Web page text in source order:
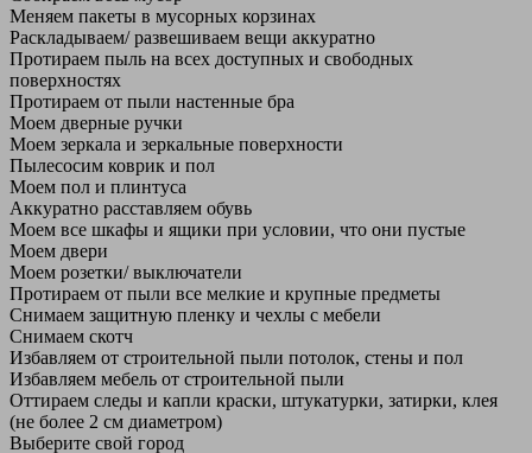
Меняем пакеты в мусорных корзинах
Раскладываем/ развешиваем вещи аккуратно
Протираем пыль на всех доступных и свободных
поверхностях
Протираем от пыли настенные бра
Моем дверные ручки
Моем зеркала и зеркальные поверхности
Пылесосим коврик и пол
Моем пол и плинтуса
Аккуратно расставляем обувь
Моем все шкафы и ящики при условии, что они пустые
Моем двери
Моем розетки/ выключатели
Протираем от пыли все мелкие и крупные предметы
Снимаем защитную пленку и чехлы с мебели
Снимаем скотч
Избавляем от строительной пыли потолок, стены и пол
Избавляем мебель от строительной пыли
Оттираем следы и капли краски, штукатурки, затирки, клея
(не более 2 см диаметром)
Выберите свой город